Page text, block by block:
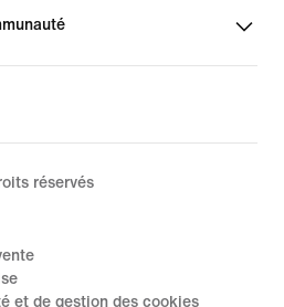
réservés
et de gestion des cookies